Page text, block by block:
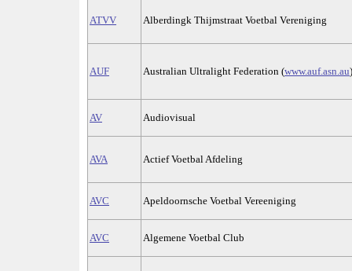
ATVV Alberdingk Thijmstraat Voetbal Vereniging
AUF Australian Ultralight Federation (www.auf.asn.au)
AV Audiovisual
AVA Actief Voetbal Afdeling
AVC Apeldoornsche Voetbal Vereeniging
AVC Algemene Voetbal Club